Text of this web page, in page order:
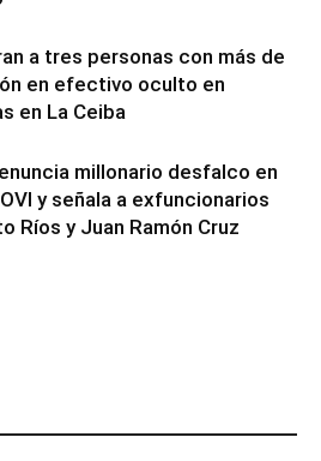
a tres personas con más de
en efectivo oculto en
en La Ceiba
millonario desfalco en
y señala a exfuncionarios
Ríos y Juan Ramón Cruz